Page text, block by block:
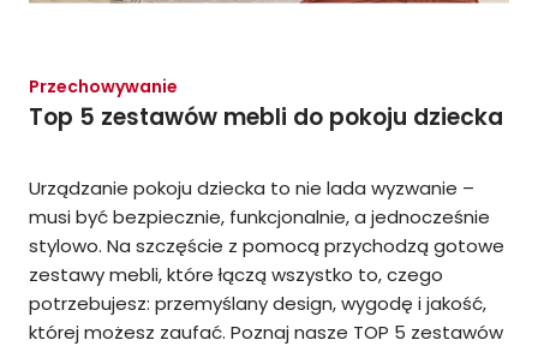
Przechowywanie
Top 5 zestawów mebli do pokoju dziecka
Urządzanie pokoju dziecka to nie lada wyzwanie –
musi być bezpiecznie, funkcjonalnie, a jednocześnie
stylowo. Na szczęście z pomocą przychodzą gotowe
zestawy mebli, które łączą wszystko to, czego
potrzebujesz: przemyślany design, wygodę i jakość,
której możesz zaufać. Poznaj nasze TOP 5 zestawów